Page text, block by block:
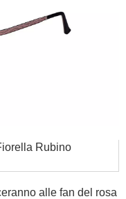
Rubino
alle fan del rosa